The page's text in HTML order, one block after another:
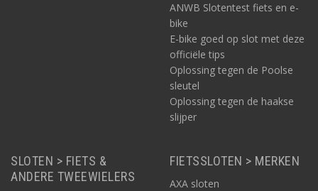
ANWB Slotentest fiets en e-
bike
E-bike goed op slot met deze
officiële tips
Oplossing tegen de Poolse
sleutel
Oplossing tegen de haakse
slijper
SLOTEN > FIETS &
ANDERE TWEEWIELERS
FIETSSLOTEN > MERKEN
AXA sloten